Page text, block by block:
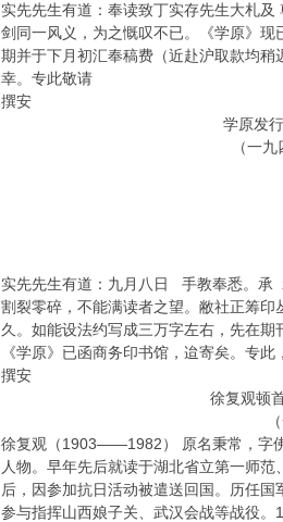
实先先生有道：奉读致丁实存先生大札
剑同一风义，为之慨叹不已。《学原》
期并于下月初汇奉稿费（近赴沪取款均
幸。专此敬请
撰安
学原发行人徐复
（一九四八年）八月
实先先生有道：九月八日 手教奉悉。承
割裂零碎，不能满读者之望。敝社正筹
久。如能设法约写成三万字左右，先在期
《学原》已函商务印书馆，迨寄矣。专此
撰安
徐复观顿首上于中
（一九四八年
徐复观（1903——1982） 原名秉常，字
人物。早年先后就读于湖北省立第一师
后，因参加抗日活动被遣送回国。历任
参与指挥山西娘子关、武汉会战等战役